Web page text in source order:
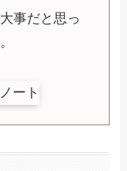
事だと思っ